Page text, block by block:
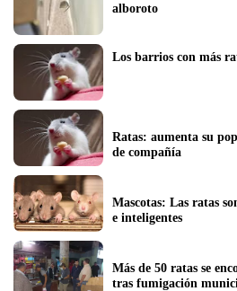
alboroto
Los barrios con más
Ratas: aumenta su
de compañía
Mascotas: Las ratas
e inteligentes
Más de 50 ratas se
tras fumigación